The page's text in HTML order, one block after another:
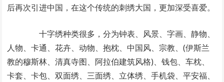
后再次引进中国，在这个传统的刺绣大国，更加深受喜爱。
十字绣种类很多，分为钟表、风景、字画、静物、
人物、卡通、花卉、动物、抱枕、中国风、宗教、(伊斯兰
教的穆斯林、清真寺图、阿拉伯建筑风格)、钱包、车枕、
卡套、卡包、双面绣、三面绣、立体绣、手机袋、平安福、